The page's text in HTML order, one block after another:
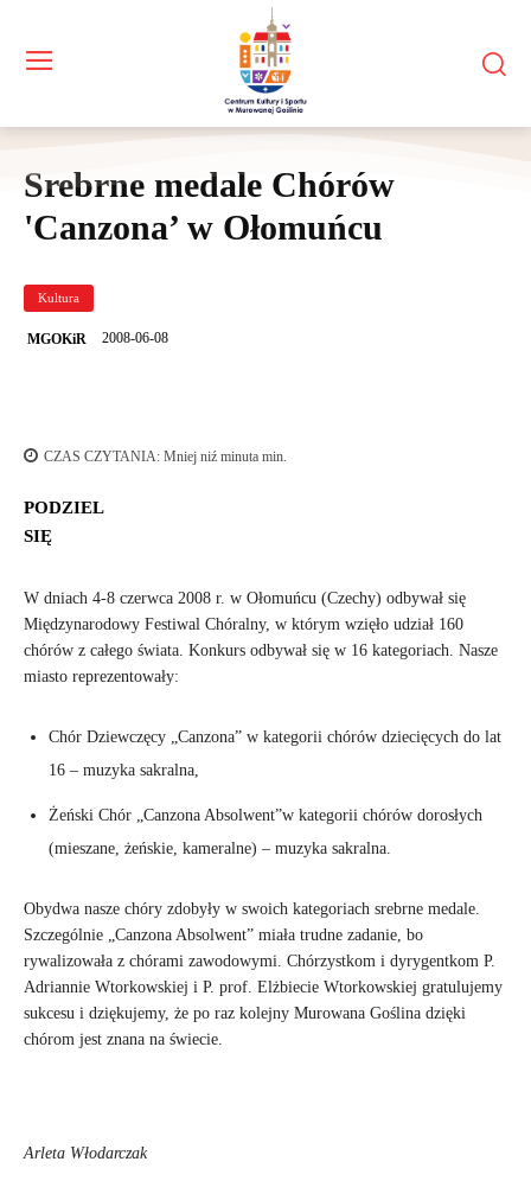
Srebrne medale Chórów
'Canzona’ w Ołomuńcu
Kultura
MGOKiR 2008-06-08
CZAS CZYTANIA: Mniej niź minuta min.
PODZIEL
SIĘ
W dniach 4-8 czerwca 2008 r. w Ołomuńcu (Czechy) odbywał się
Międzynarodowy Festiwal Chóralny, w którym wzięło udział 160
chórów z całego świata. Konkurs odbywał się w 16 kategoriach. Nasze
miasto reprezentowały:
Chór Dziewczęcy „Canzona” w kategorii chórów dziecięcych do lat
16 – muzyka sakralna,
Żeński Chór „Canzona Absolwent”w kategorii chórów dorosłych
(mieszane, żeńskie, kameralne) – muzyka sakralna.
Obydwa nasze chóry zdobyły w swoich kategoriach srebrne medale.
Szczególnie „Canzona Absolwent” miała trudne zadanie, bo
rywalizowała z chórami zawodowymi. Chórzystkom i dyrygentkom P.
Adriannie Wtorkowskiej i P. prof. Elżbiecie Wtorkowskiej gratulujemy
sukcesu i dziękujemy, że po raz kolejny Murowana Goślina dzięki
chórom jest znana na świecie.
Arleta Włodarczak